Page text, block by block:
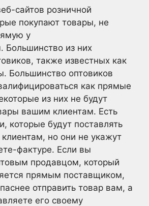
сайтов розничной
покупают товары, не
у
Большинство из них
также известных как
Большинство оптовиков
как прямые
из них не будут
вашим клиентам. Есть
которые будут поставлять
но они не укажут
фактуре. Если вы
продавцом, который
прямым поставщиком,
отправить товар вам, а
его своему